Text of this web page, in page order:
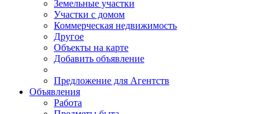
Земельные участки
Участки с домом
Коммерческая недвижимость
Другое
Объекты на карте
Добавить объявление
Предложение для Агентств
Объявления
Работа